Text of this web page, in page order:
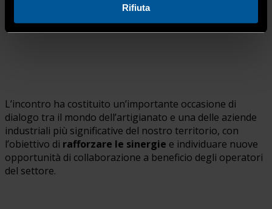
Rifiuta
L’incontro ha costituito un’importante occasione di
dialogo tra il mondo dell’artigianato e una delle aziende
industriali più significative del nostro territorio, con
l’obiettivo di rafforzare le sinergie e individuare nuove
opportunità di collaborazione a beneficio degli operatori
del settore.